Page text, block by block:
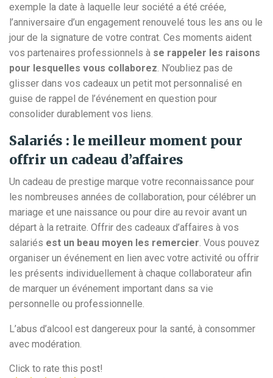
exemple la date à laquelle leur société a été créée,
l’anniversaire d’un engagement renouvelé tous les ans ou le
jour de la signature de votre contrat. Ces moments aident
vos partenaires professionnels à se rappeler les raisons
pour lesquelles vous collaborez . N’oubliez pas de
glisser dans vos cadeaux un petit mot personnalisé en
guise de rappel de l’événement en question pour
consolider durablement vos liens.
Salariés : le meilleur moment pour
offrir un cadeau d’affaires
Un cadeau de prestige marque votre reconnaissance pour
les nombreuses années de collaboration, pour célébrer un
mariage et une naissance ou pour dire au revoir avant un
départ à la retraite. Offrir des cadeaux d’affaires à vos
salariés est un beau moyen les remercier . Vous pouvez
organiser un événement en lien avec votre activité ou offrir
les présents individuellement à chaque collaborateur afin
de marquer un événement important dans sa vie
personnelle ou professionnelle.
L’abus d’alcool est dangereux pour la santé, à consommer
avec modération.
Click to rate this post!